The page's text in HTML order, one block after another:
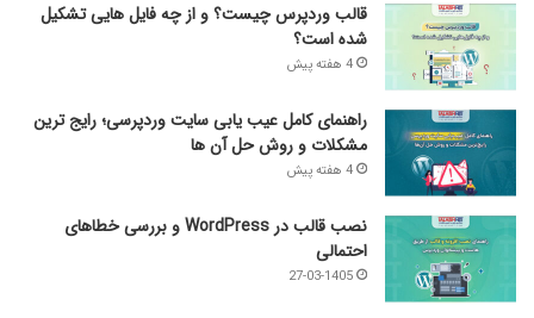
قالب وردپرس چیست؟ و از چه فایل­ هایی تشکیل
شده است؟
4 هفته پیش
راهنمای کامل عیب‌ یابی سایت وردپرسی؛ رایج‌ ترین
مشکلات و روش حل آن‌ ها
4 هفته پیش
نصب قالب در WordPress و بررسی خطاهای
احتمالی
27-03-1405